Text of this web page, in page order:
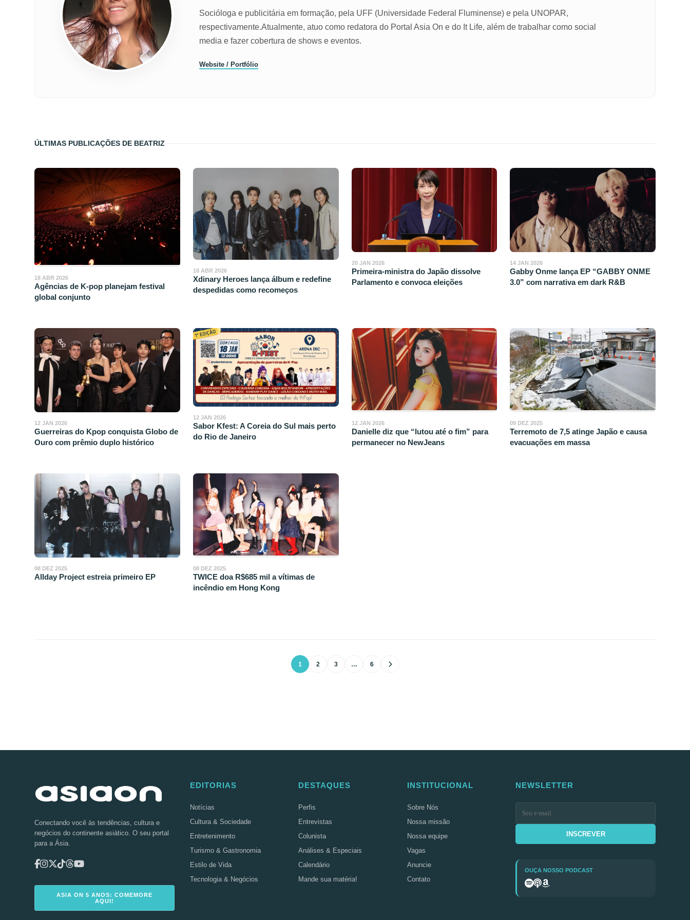
Socióloga e publicitária em formação, pela UFF (Universidade Federal Fluminense) e pela UNOPAR,
respectivamente.Atualmente, atuo como redatora do Portal Asia On e do It Life, além de trabalhar como social
media e fazer cobertura de shows e eventos.
Website / Portfólio
ÚLTIMAS PUBLICAÇÕES DE BEATRIZ
18 ABR 2026
Agências de K-pop planejam festival
global conjunto
18 ABR 2026
Xdinary Heroes lança álbum e redefine
despedidas como recomeços
20 JAN 2026
Primeira-ministra do Japão dissolve
Parlamento e convoca eleições
14 JAN 2026
Gabby Onme lança EP “GABBY ONME
3.0” com narrativa em dark R&B
12 JAN 2026
Guerreiras do Kpop conquista Globo de
Ouro com prêmio duplo histórico
12 JAN 2026
Sabor Kfest: A Coreia do Sul mais perto
do Rio de Janeiro
12 JAN 2026
Danielle diz que “lutou até o fim” para
permanecer no NewJeans
09 DEZ 2025
Terremoto de 7,5 atinge Japão e causa
evacuações em massa
08 DEZ 2025
Allday Project estreia primeiro EP
08 DEZ 2025
TWICE doa R$685 mil a vítimas de
incêndio em Hong Kong
1 2 3 … 6
Conectando você às tendências, cultura e
negócios do continente asiático. O seu portal
para a Ásia.
ASIA ON 5 ANOS: COMEMORE
AQUI!
EDITORIAS
Notícias
Cultura & Sociedade
Entretenimento
Turismo & Gastronomia
Estilo de Vida
Tecnologia & Negócios
DESTAQUES
Perfis
Entrevistas
Colunista
Análises & Especiais
Calendário
Mande sua matéria!
INSTITUCIONAL
Sobre Nós
Nossa missão
Nossa equipe
Vagas
Anuncie
Contato
NEWSLETTER
INSCREVER
OUÇA NOSSO PODCAST